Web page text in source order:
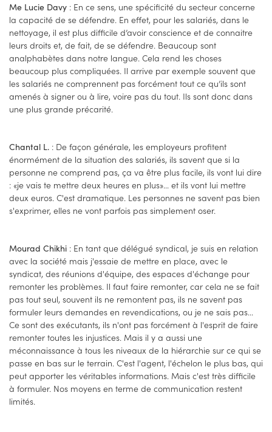
Me Lucie Davy : En ce sens, une spécificité du secteur concerne
la capacité de se défendre. En effet, pour les salariés, dans le
nettoyage, il est plus difficile d’avoir conscience et de connaitre
leurs droits et, de fait, de se défendre. Beaucoup sont
analphabètes dans notre langue. Cela rend les choses
beaucoup plus compliquées. Il arrive par exemple souvent que
les salariés ne comprennent pas forcément tout ce qu’ils sont
amenés à signer ou à lire, voire pas du tout. Ils sont donc dans
une plus grande précarité.
Chantal L. : De façon générale, les employeurs profitent
énormément de la situation des salariés, ils savent que si la
personne ne comprend pas, ça va être plus facile, ils vont lui dire
: «je vais te mettre deux heures en plus»... et ils vont lui mettre
deux euros. C'est dramatique. Les personnes ne savent pas bien
s'exprimer, elles ne vont parfois pas simplement oser.
Mourad Chikhi : En tant que délégué syndical, je suis en relation
avec la société mais j'essaie de mettre en place, avec le
syndicat, des réunions d'équipe, des espaces d'échange pour
remonter les problèmes. Il faut faire remonter, car cela ne se fait
pas tout seul, souvent ils ne remontent pas, ils ne savent pas
formuler leurs demandes en revendications, ou je ne sais pas...
Ce sont des exécutants, ils n'ont pas forcément à l'esprit de faire
remonter toutes les injustices. Mais il y a aussi une
méconnaissance à tous les niveaux de la hiérarchie sur ce qui se
passe en bas sur le terrain. C'est l'agent, l'échelon le plus bas, qui
peut apporter les véritables informations. Mais c'est très difficile
à formuler. Nos moyens en terme de communication restent
limités.